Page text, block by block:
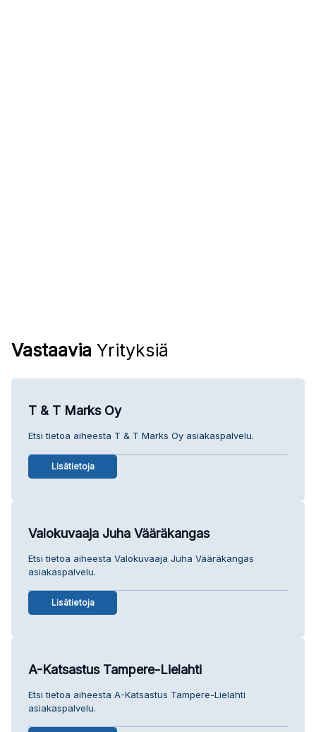
Vastaavia Yrityksiä
T & T Marks Oy
Etsi tietoa aiheesta T & T Marks Oy asiakaspalvelu.
Lisätietoja
Valokuvaaja Juha Vääräkangas
Etsi tietoa aiheesta Valokuvaaja Juha Vääräkangas
asiakaspalvelu.
Lisätietoja
A-Katsastus Tampere-Lielahti
Etsi tietoa aiheesta A-Katsastus Tampere-Lielahti
asiakaspalvelu.